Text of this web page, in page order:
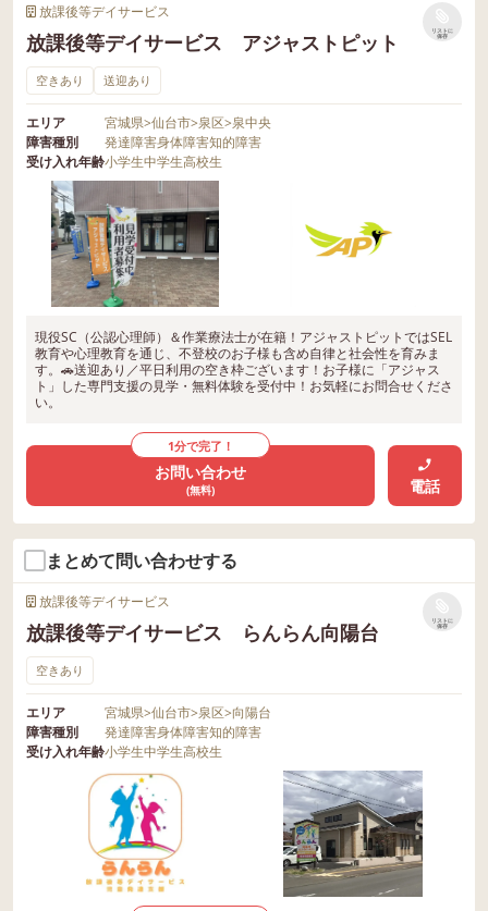
放課後等デイサービス
放課後等デイサービス アジャストピット
リストに
保存
空きあり 送迎あり
エリア 宮城県>仙台市>泉区>泉中央
障害種別
発達障害身体障害知的障害
受け入れ年齢小学生中学生高校生
現役SC（公認心理師）＆作業療法士が在籍！アジャストピットではSEL
教育や心理教育を通じ、不登校のお子様も含め自律と社会性を育みま
す。🚗送迎あり／平日利用の空き枠ございます！お子様に「アジャス
ト」した専門支援の見学・無料体験を受付中！お気軽にお問合せくださ
い。
1分で完了！
お問い合わせ
(無料) 電話
まとめて問い合わせする
放課後等デイサービス
放課後等デイサービス らんらん向陽台
リストに
保存
空きあり
エリア 宮城県>仙台市>泉区>向陽台
障害種別
発達障害身体障害知的障害
受け入れ年齢小学生中学生高校生